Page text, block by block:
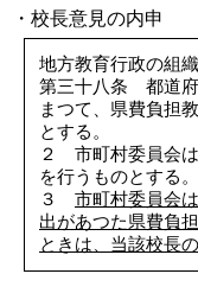
・校長意見の内申
地方教育行政の組
第三十八条 都道府
まつて、県費負担
とする。
２ 市町村委員会
を行うものとする。
３ 市町村委員会
出があつた県費負
ときは、当該校長